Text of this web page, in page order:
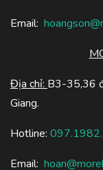
Email:
Địa chỉ:B3-35,36
Giang.
Hotline:
Email: